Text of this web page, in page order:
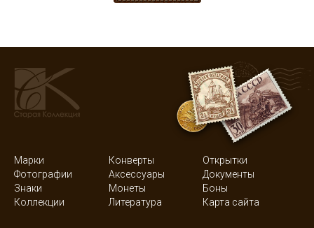
Марки Конверты
Открытки
Фотографии
Аксессуары
Документы
Знаки
Монеты
Боны
Коллекции
Литература Карта сайта